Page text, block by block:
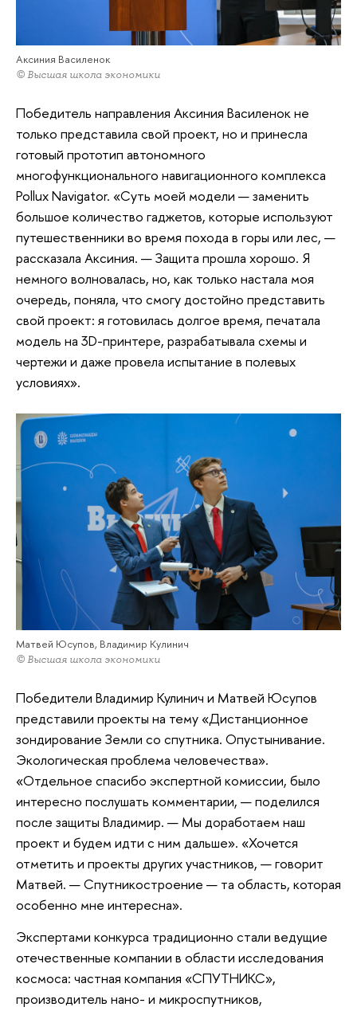
Аксиния Василенок
© Высшая школа экономики
Победитель направления Аксиния Василенок не
только представила свой проект, но и принесла
готовый прототип автономного
многофункционального навигационного комплекса
Pollux Navigator. «Суть моей модели — заменить
большое количество гаджетов, которые используют
путешественники во время похода в горы или лес, —
рассказала Аксиния. — Защита прошла хорошо. Я
немного волновалась, но, как только настала моя
очередь, поняла, что смогу достойно представить
свой проект: я готовилась долгое время, печатала
модель на 3D-принтере, разрабатывала схемы и
чертежи и даже провела испытание в полевых
условиях».
Матвей Юсупов, Владимир Кулинич
© Высшая школа экономики
Победители Владимир Кулинич и Матвей Юсупов
представили проекты на тему «Дистанционное
зондирование Земли со спутника. Опустынивание.
Экологическая проблема человечества».
«Отдельное спасибо экспертной комиссии, было
интересно послушать комментарии, — поделился
после защиты Владимир. — Мы доработаем наш
проект и будем идти с ним дальше». «Хочется
отметить и проекты других участников, — говорит
Матвей. — Спутникостроение — та область, которая
особенно мне интересна».
Экспертами конкурса традиционно стали ведущие
отечественные компании в области исследования
космоса: частная компания «СПУТНИКС»,
производитель нано- и микроспутников,